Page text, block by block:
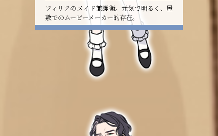
フィリアのメイド兼護衛。元気で明るく、屋
敷でのムービーメーカー的存在。